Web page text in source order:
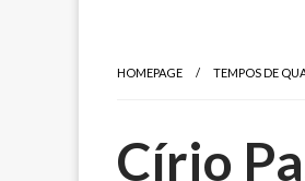
HOMEPAGE TEMPOS DE
Círio